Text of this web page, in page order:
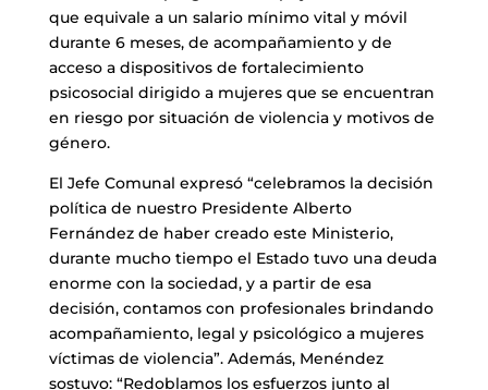
que equivale a un salario mínimo vital y móvil
durante 6 meses, de acompañamiento y de
acceso a dispositivos de fortalecimiento
psicosocial dirigido a mujeres que se encuentran
en riesgo por situación de violencia y motivos de
género.
El Jefe Comunal expresó “celebramos la decisión
política de nuestro Presidente Alberto
Fernández de haber creado este Ministerio,
durante mucho tiempo el Estado tuvo una deuda
enorme con la sociedad, y a partir de esa
decisión, contamos con profesionales brindando
acompañamiento, legal y psicológico a mujeres
víctimas de violencia”. Además, Menéndez
sostuvo: “Redoblamos los esfuerzos junto al